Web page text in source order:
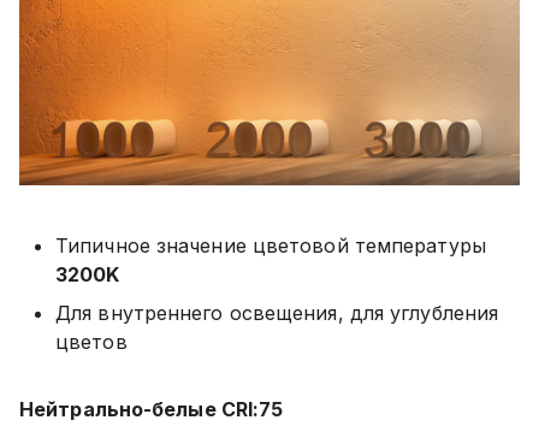
Типичное значение цветовой температуры
3200K
Для внутреннего освещения, для углубления
цветов
Нейтрально-белые CRI:75